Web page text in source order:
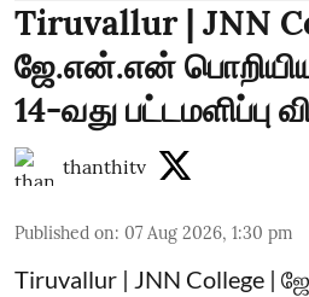
Tiruvallur | JNN
ஜே.என்.என்
14-வது பட்டமளிப்பு
thanthitv
Published on: 07 Aug 2026, 1:30 pm
Tiruvallur | JNN College |